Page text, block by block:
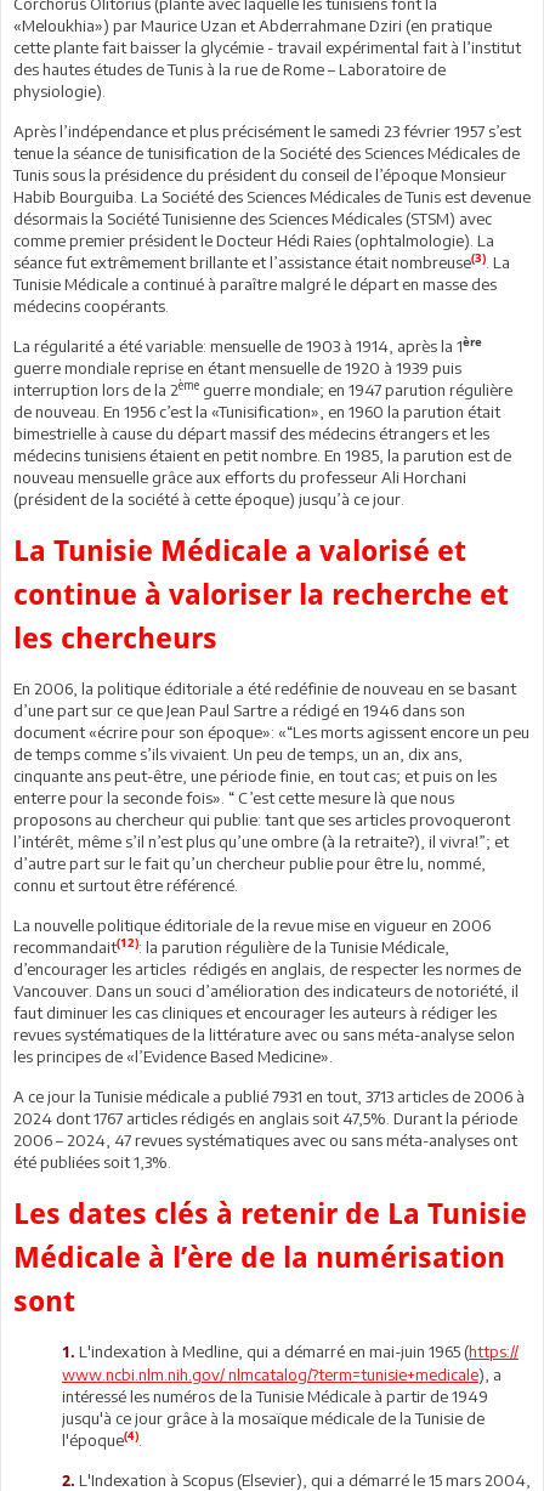
«Meloukhia») par Maurice Uzan et Abderrahmane Dziri (en pratique
cette plante fait baisser la glycémie - travail expérimental fait à l’institut
des hautes études de Tunis à la rue de Rome – Laboratoire de
physiologie).
Après l’indépendance et plus précisément le samedi 23 février 1957 s’est
tenue la séance de tunisification de la Société des Sciences Médicales de
Tunis sous la présidence du président du conseil de l’époque Monsieur
Habib Bourguiba. La Société des Sciences Médicales de Tunis est devenue
désormais la Société Tunisienne des Sciences Médicales (STSM) avec
comme premier président le Docteur Hédi Raies (ophtalmologie). La
séance fut extrêmement brillante et l’assistance était nombreuse(3) . La
Tunisie Médicale a continué à paraître malgré le départ en masse des
médecins coopérants.
La régularité a été variable: mensuelle de 1903 à 1914, après la 1ère
guerre mondiale reprise en étant mensuelle de 1920 à 1939 puis
interruption lors de la 2ème guerre mondiale; en 1947 parution régulière
de nouveau. En 1956 c’est la «Tunisification», en 1960 la parution était
bimestrielle à cause du départ massif des médecins étrangers et les
médecins tunisiens étaient en petit nombre. En 1985, la parution est de
nouveau mensuelle grâce aux efforts du professeur Ali Horchani
(président de la société à cette époque) jusqu’à ce jour.
La Tunisie Médicale a valorisé et
continue à valoriser la recherche et
les chercheurs
En 2006, la politique éditoriale a été redéfinie de nouveau en se basant
d’une part sur ce que Jean Paul Sartre a rédigé en 1946 dans son
document «écrire pour son époque»: «“Les morts agissent encore un peu
de temps comme s’ils vivaient. Un peu de temps, un an, dix ans,
cinquante ans peut-être, une période finie, en tout cas; et puis on les
enterre pour la seconde fois». “ C’est cette mesure là que nous
proposons au chercheur qui publie: tant que ses articles provoqueront
l’intérêt, même s’il n’est plus qu’une ombre (à la retraite?), il vivra!”; et
d’autre part sur le fait qu’un chercheur publie pour être lu, nommé,
connu et surtout être référencé.
La nouvelle politique éditoriale de la revue mise en vigueur en 2006
recommandait(12): la parution régulière de la Tunisie Médicale,
d’encourager les articles rédigés en anglais, de respecter les normes de
Vancouver. Dans un souci d’amélioration des indicateurs de notoriété, il
faut diminuer les cas cliniques et encourager les auteurs à rédiger les
revues systématiques de la littérature avec ou sans méta-analyse selon
les principes de «l’Evidence Based Medicine».
A ce jour la Tunisie médicale a publié 7931 en tout, 3713 articles de 2006 à
2024 dont 1767 articles rédigés en anglais soit 47,5%. Durant la période
2006 – 2024, 47 revues systématiques avec ou sans méta-analyses ont
été publiées soit 1,3%.
Les dates clés à retenir de La Tunisie
Médicale à l’ère de la numérisation
sont
1. L'indexation à Medline, qui a démarré en mai-juin 1965 (https://
www.ncbi.nlm.nih.gov/ nlmcatalog/?term=tunisie+medicale), a
intéressé les numéros de la Tunisie Médicale à partir de 1949
jusqu'à ce jour grâce à la mosaïque médicale de la Tunisie de
l'époque(4)
2. L'Indexation à Scopus (Elsevier), qui a démarré le 15 mars 2004,